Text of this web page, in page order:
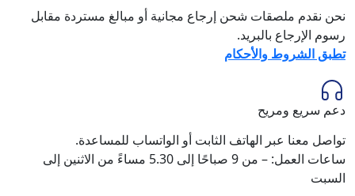
نحن نقدم ملصقات شحن إرجاع مجانية أو مبالغ مستردة مقابل
رسوم الإرجاع بالبريد.
تطبق الشروط والأحكام
دعم سريع ومريح
تواصل معنا عبر الهاتف الثابت أو الواتساب للمساعدة.
ساعات العمل: – من 9 صباحًا إلى 5.30 مساءً من الاثنين إلى
السبت